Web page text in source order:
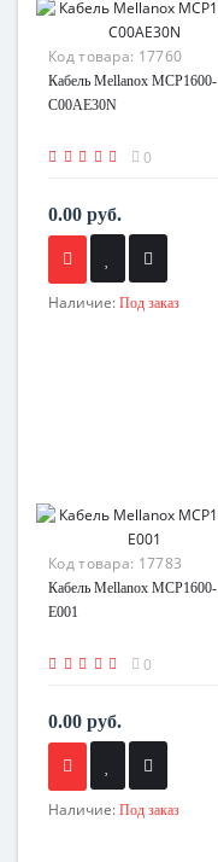
Код товара: 17760
Кабель Mellanox MCP1600-
C00AE30N
0
0.00 руб.
Наличие: Под заказ
Код товара: 17783
Кабель Mellanox MCP1600-
E001
0
0.00 руб.
Наличие: Под заказ